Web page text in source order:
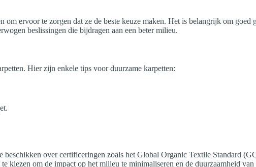
ervoor te zorgen dat ze de beste keuze maken. Het is belangrijk om goed
beslissingen die bijdragen aan een beter milieu.
Hier zijn enkele tips voor duurzame karpetten:
over certificeringen zoals het Global Organic Textile Standard
om de impact op het milieu te minimaliseren en de duurzaamheid